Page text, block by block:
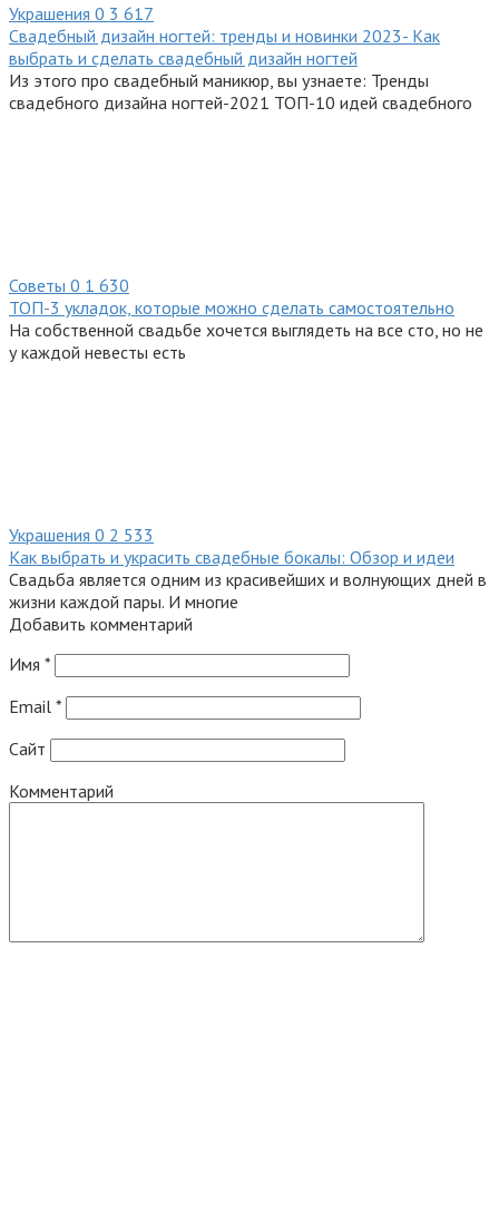
Украшения 0 3 617
Свадебный дизайн ногтей: тренды и новинки 2023- Как
выбрать и сделать свадебный дизайн ногтей
Из этого про свадебный маникюр, вы узнаете: Тренды
свадебного дизайна ногтей-2021 ТОП-10 идей свадебного
Советы 0 1 630
ТОП-3 укладок, которые можно сделать самостоятельно
На собственной свадьбе хочется выглядеть на все сто, но не
у каждой невесты есть
Украшения 0 2 533
Как выбрать и украсить свадебные бокалы: Обзор и идеи
Свадьба является одним из красивейших и волнующих дней в
жизни каждой пары. И многие
Добавить комментарий
Имя *
Email *
Сайт
Комментарий